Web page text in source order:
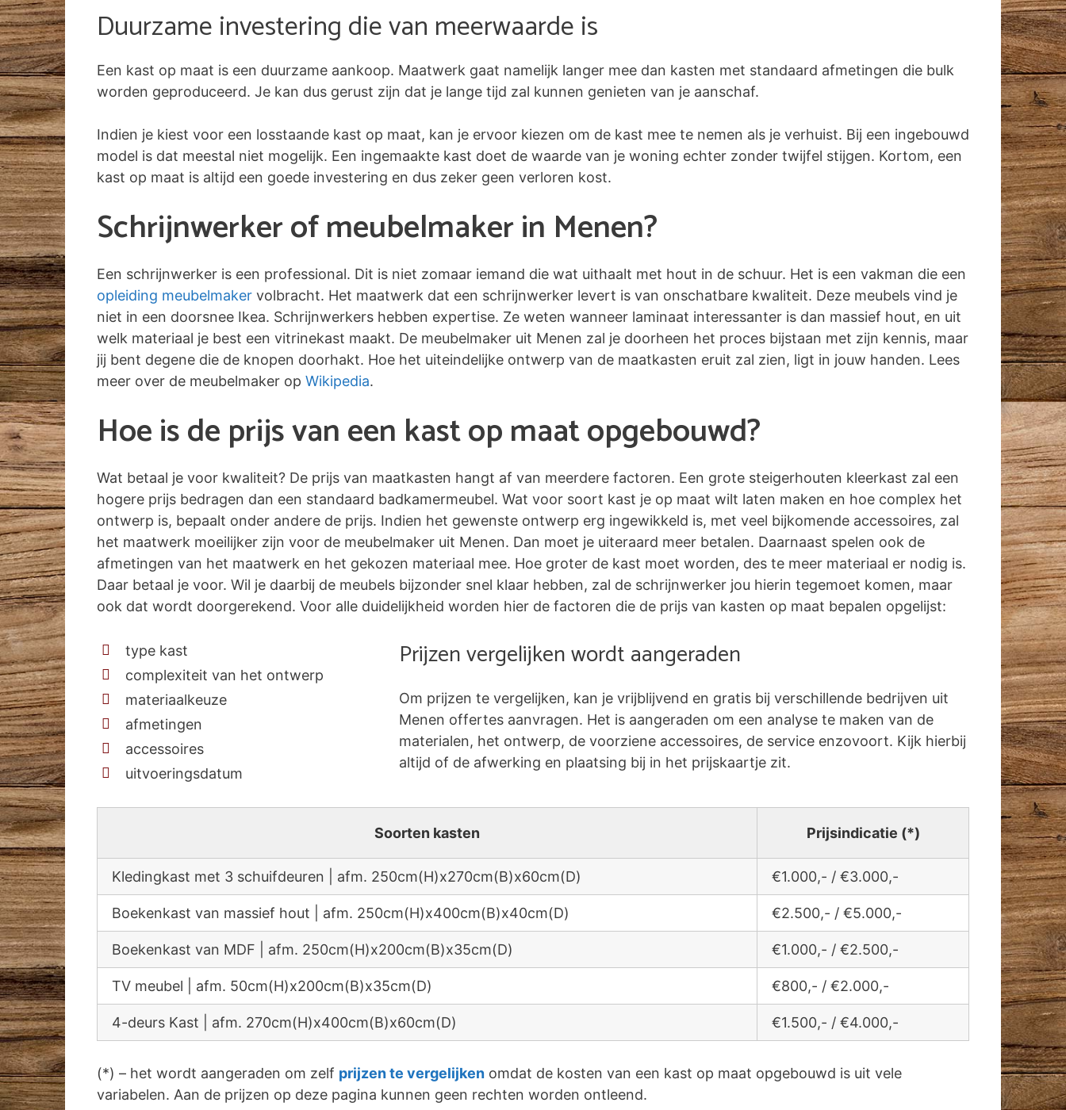
Duurzame investering die van meerwaarde is
Een kast op maat is een duurzame aankoop. Maatwerk gaat namelijk langer mee dan kasten met standaard afmetingen die bulk
worden geproduceerd. Je kan dus gerust zijn dat je lange tijd zal kunnen genieten van je aanschaf.
Indien je kiest voor een losstaande kast op maat, kan je ervoor kiezen om de kast mee te nemen als je verhuist. Bij een ingebouwd
model is dat meestal niet mogelijk. Een ingemaakte kast doet de waarde van je woning echter zonder twijfel stijgen. Kortom, een
kast op maat is altijd een goede investering en dus zeker geen verloren kost.
Schrijnwerker of meubelmaker in Menen?
Een schrijnwerker is een professional. Dit is niet zomaar iemand die wat uithaalt met hout in de schuur. Het is een vakman die een
opleiding meubelmaker volbracht. Het maatwerk dat een schrijnwerker levert is van onschatbare kwaliteit. Deze meubels vind je
niet in een doorsnee Ikea. Schrijnwerkers hebben expertise. Ze weten wanneer laminaat interessanter is dan massief hout, en uit
welk materiaal je best een vitrinekast maakt. De meubelmaker uit Menen zal je doorheen het proces bijstaan met zijn kennis, maar
jij bent degene die de knopen doorhakt. Hoe het uiteindelijke ontwerp van de maatkasten eruit zal zien, ligt in jouw handen. Lees
meer over de meubelmaker op Wikipedia.
Hoe is de prijs van een kast op maat opgebouwd?
Wat betaal je voor kwaliteit? De prijs van maatkasten hangt af van meerdere factoren. Een grote steigerhouten kleerkast zal een
hogere prijs bedragen dan een standaard badkamermeubel. Wat voor soort kast je op maat wilt laten maken en hoe complex het
ontwerp is, bepaalt onder andere de prijs. Indien het gewenste ontwerp erg ingewikkeld is, met veel bijkomende accessoires, zal
het maatwerk moeilijker zijn voor de meubelmaker uit Menen. Dan moet je uiteraard meer betalen. Daarnaast spelen ook de
afmetingen van het maatwerk en het gekozen materiaal mee. Hoe groter de kast moet worden, des te meer materiaal er nodig is.
Daar betaal je voor. Wil je daarbij de meubels bijzonder snel klaar hebben, zal de schrijnwerker jou hierin tegemoet komen, maar
ook dat wordt doorgerekend. Voor alle duidelijkheid worden hier de factoren die de prijs van kasten op maat bepalen opgelijst:
type kast
complexiteit van het ontwerp
materiaalkeuze
afmetingen
accessoires
uitvoeringsdatum
Prijzen vergelijken wordt aangeraden
Om prijzen te vergelijken, kan je vrijblijvend en gratis bij verschillende bedrijven uit
Menen offertes aanvragen. Het is aangeraden om een analyse te maken van de
materialen, het ontwerp, de voorziene accessoires, de service enzovoort. Kijk hierbij
altijd of de afwerking en plaatsing bij in het prijskaartje zit.
Soorten kasten Prijsindicatie (*)
Kledingkast met 3 schuifdeuren | afm. 250cm(H)x270cm(B)x60cm(D) €1.000,- / €3.000,-
Boekenkast van massief hout | afm. 250cm(H)x400cm(B)x40cm(D) €2.500,- / €5.000,-
Boekenkast van MDF | afm. 250cm(H)x200cm(B)x35cm(D) €1.000,- / €2.500,-
TV meubel | afm. 50cm(H)x200cm(B)x35cm(D) €800,- / €2.000,-
4-deurs Kast | afm. 270cm(H)x400cm(B)x60cm(D) €1.500,- / €4.000,-
(*) – het wordt aangeraden om zelf prijzen te vergelijken omdat de kosten van een kast op maat opgebouwd is uit vele
variabelen. Aan de prijzen op deze pagina kunnen geen rechten worden ontleend.